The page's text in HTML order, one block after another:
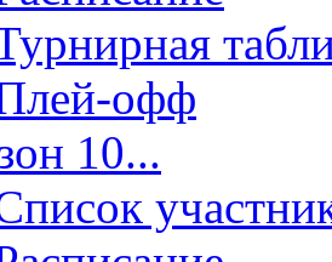
офф
10...